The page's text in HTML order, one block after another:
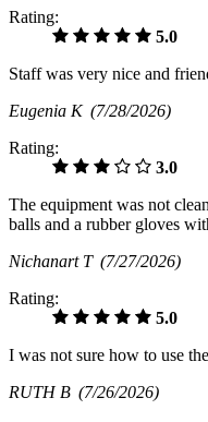
Rating:
5.0
Staff was very nice and
Eugenia K (7/28/2026)
Rating:
3.0
The equipment was not
balls and a rubber gloves
Nichanart T (7/27/2026)
Rating:
5.0
I was not sure how to use
RUTH B (7/26/2026)